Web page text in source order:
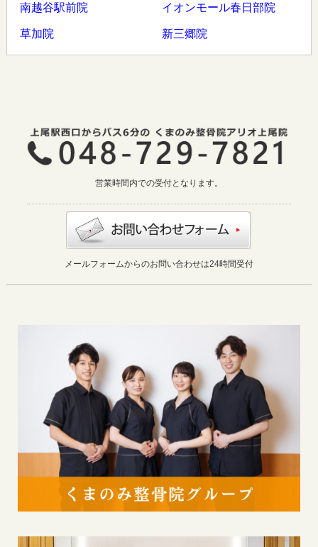
南越谷駅前院 イオンモール春日部院
草加院 新三郷院
営業時間内での受付となります。
メールフォームからのお問い合わせは24時間受付